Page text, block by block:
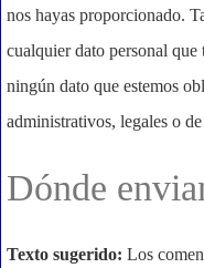
nos hayas proporcionado.
cualquier dato personal
ningún dato que estemos
administrativos, legales o
Dónde
Texto sugerido: Los